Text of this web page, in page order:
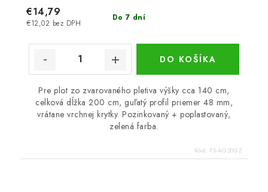
Do 7 dní
€12,02 bez DPH
€14,79
DO KOŠÍKA
Pre plot zo zvarovaného pletiva výšky cca 140 cm,
celková dĺžka 200 cm, guľatý profil priemer 48 mm,
vrátane vrchnej krytky. Pozinkovaný + poplastovaný,
zelená farba.
Kód: PS-AG200-Z